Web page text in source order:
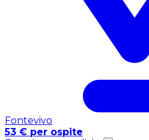
Fontevivo
53 € per ospite